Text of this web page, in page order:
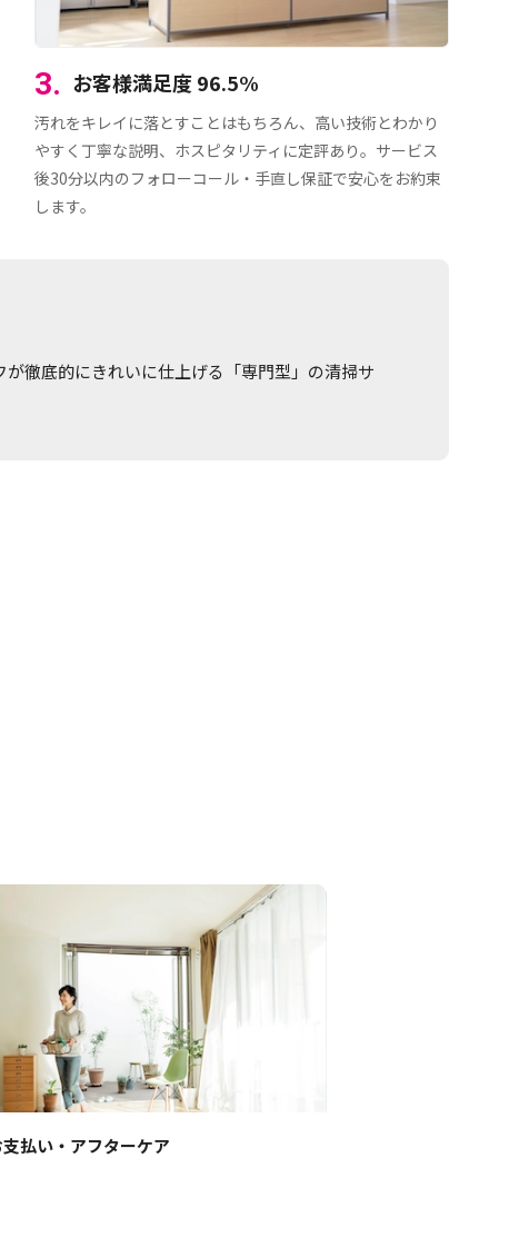
3. お客様満足度 96.5%
汚れをキレイに落とすことはもちろん、高い技術とわかり
やすく丁寧な説明、ホスピタリティに定評あり。サービス
後30分以内のフォローコール・手直し保証で安心をお約束
します。
徹底的にきれいに仕上げる「専門型」の清掃サ
支払い・アフターケア